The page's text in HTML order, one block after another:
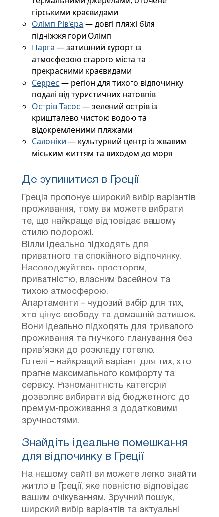
гірськими краєвидами
Олімп Рів'єра — довгі пляжі біля
підніжжя гори Олімп
Парга — затишний курорт із
атмосферою старого міста та
прекрасними краєвидами
Серрес — регіон для тихого відпочинку
подалі від туристичних натовпів
Острів Тасос — зелений острів із
кришталево чистою водою та
відокремленими пляжами
Салоніки— культурний центр із жвавим
міським життям та виходом до моря
Де зупинитися в Греції
Греція пропонує широкий вибір варіантів
проживання, тому ви можете вибрати
те, що найкраще відповідає вашому
стилю подорожі.
Вілли ідеально підходять для
приватного та спокійного відпочинку.
Насолоджуйтесь простором,
приватністю, власним басейном та
тихою атмосферою.
Апартаменти – чудовий вибір для тих,
хто цінує свободу та домашній затишок.
Вони ідеально підходять для тривалого
проживання та гнучкого планування без
прив’язки до розкладу готелю.
Готелі – найкращий варіант для тих, хто
прагне максимального комфорту та
сервісу. Різноманітність категорій
дозволяє вибирати від бюджетного до
преміум-проживання з додатковими
зручностями.
Знайдіть ідеальне помешкання
для відпочинку в Греції
На нашому сайті ви можете легко знайти
житло в Греції, яке повністю відповідає
вашим очікуванням. Зручний пошук,
широкий вибір варіантів та актуальні